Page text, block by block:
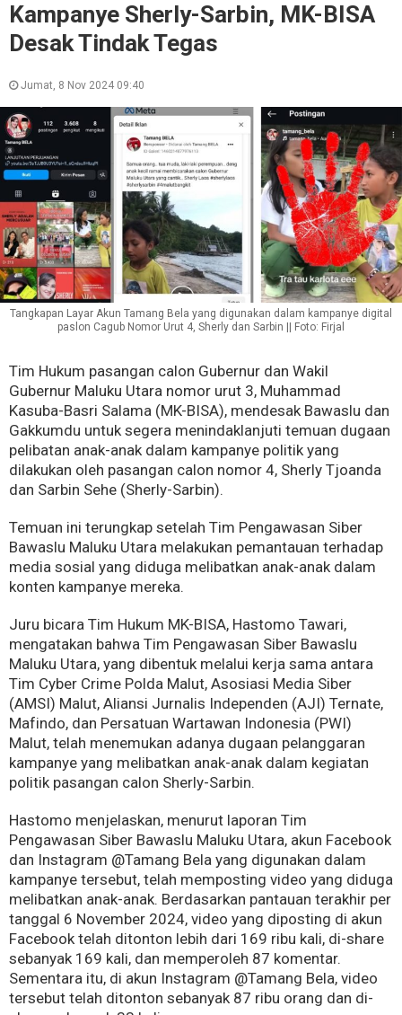
Kampanye Sherly-Sarbin, MK-BISA
Desak Tindak Tegas
Jumat, 8 Nov 2024 09:40
Tangkapan Layar Akun Tamang Bela yang digunakan dalam kampanye digital
paslon Cagub Nomor Urut 4, Sherly dan Sarbin || Foto: Firjal
Tim Hukum pasangan calon Gubernur dan Wakil
Gubernur Maluku Utara nomor urut 3, Muhammad
Kasuba-Basri Salama (MK-BISA), mendesak Bawaslu dan
Gakkumdu untuk segera menindaklanjuti temuan dugaan
pelibatan anak-anak dalam kampanye politik yang
dilakukan oleh pasangan calon nomor 4, Sherly Tjoanda
dan Sarbin Sehe (Sherly-Sarbin).
Temuan ini terungkap setelah Tim Pengawasan Siber
Bawaslu Maluku Utara melakukan pemantauan terhadap
media sosial yang diduga melibatkan anak-anak dalam
konten kampanye mereka.
Juru bicara Tim Hukum MK-BISA, Hastomo Tawari,
mengatakan bahwa Tim Pengawasan Siber Bawaslu
Maluku Utara, yang dibentuk melalui kerja sama antara
Tim Cyber Crime Polda Malut, Asosiasi Media Siber
(AMSI) Malut, Aliansi Jurnalis Independen (AJI) Ternate,
Mafindo, dan Persatuan Wartawan Indonesia (PWI)
Malut, telah menemukan adanya dugaan pelanggaran
kampanye yang melibatkan anak-anak dalam kegiatan
politik pasangan calon Sherly-Sarbin.
Hastomo menjelaskan, menurut laporan Tim
Pengawasan Siber Bawaslu Maluku Utara, akun Facebook
dan Instagram @Tamang Bela yang digunakan dalam
kampanye tersebut, telah memposting video yang diduga
melibatkan anak-anak. Berdasarkan pantauan terakhir per
tanggal 6 November 2024, video yang diposting di akun
Facebook telah ditonton lebih dari 169 ribu kali, di-share
sebanyak 169 kali, dan memperoleh 87 komentar.
Sementara itu, di akun Instagram @Tamang Bela, video
tersebut telah ditonton sebanyak 87 ribu orang dan di-